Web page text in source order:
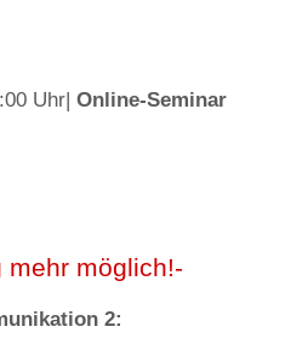
Uhr| Online-Seminar
mehr möglich!-
2: